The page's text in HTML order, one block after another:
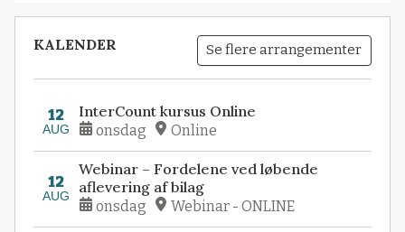
KALENDER Se flere arrangementer
12
AUG
InterCount kursus Online
onsdag Online
12
AUG
Webinar – Fordelene ved løbende
aflevering af bilag
onsdag Webinar - ONLINE